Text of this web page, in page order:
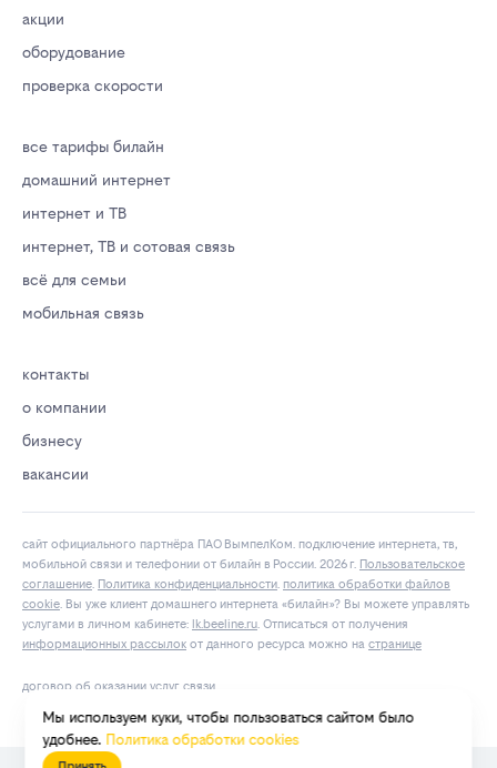
акции
оборудование
проверка скорости
все тарифы билайн
домашний интернет
интернет и ТВ
интернет, ТВ и сотовая связь
всё для семьи
мобильная связь
контакты
о компании
бизнесу
вакансии
сайт официального партнёра ПАО ВымпелКом. подключение интернета, тв,
мобильной связи и телефонии от билайн в России. 2026 г. Пользовательское
соглашение. Политика конфиденциальности. политика обработки файлов
cookie. Вы уже клиент домашнего интернета «билайн»? Вы можете управлять
услугами в личнoм кaбинeтe:
lk.bееlinе.ru. Отписаться от получения
информационных рассылок от данного ресурса можно на странице
договор об оказании услуг связи
Мы используем куки, чтобы пользоваться сайтом было
удобнее. Политика обработки cookies